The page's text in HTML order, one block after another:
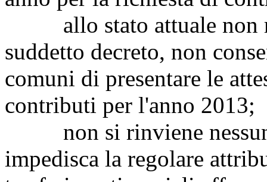
allo stato attuale non
suddetto decreto, non
comuni di presentare le
contributi per l'anno 2013;
non si rinviene
impedisca la regolare